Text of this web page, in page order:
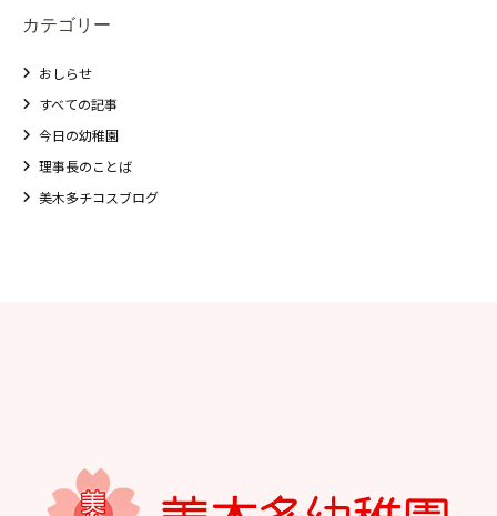
カテゴリー
おしらせ
すべての記事
今日の幼稚園
理事長のことば
美木多チコスブログ